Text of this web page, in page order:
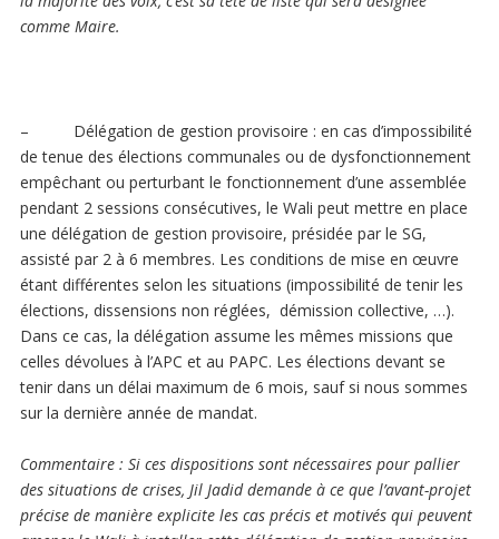
comme Maire.
– Délégation de gestion provisoire : en cas d’impossibilité
de tenue des élections communales ou de dysfonctionnement
empêchant ou perturbant le fonctionnement d’une assemblée
pendant 2 sessions consécutives, le Wali peut mettre en place
une délégation de gestion provisoire, présidée par le SG,
assisté par 2 à 6 membres. Les conditions de mise en œuvre
étant différentes selon les situations (impossibilité de tenir les
élections, dissensions non réglées, démission collective, …).
Dans ce cas, la délégation assume les mêmes missions que
celles dévolues à l’APC et au PAPC. Les élections devant se
tenir dans un délai maximum de 6 mois, sauf si nous sommes
sur la dernière année de mandat.
Commentaire : Si ces dispositions sont nécessaires pour pallier
des situations de crises, Jil Jadid demande à ce que l’avant-projet
précise de manière explicite les cas précis et motivés qui peuvent